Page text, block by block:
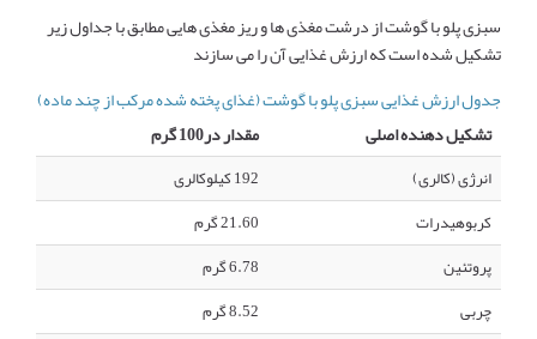
سبزی پلو با گوشت از درشت مغذی ها و ریز مغذی هایی مطابق با جداول زیر
تشکیل شده است که ارزش غذایی آن را می سازند
جدول ارزش غذایی سبزی پلو با گوشت (غذای پخته شده مرکب از چند ماده)
تشکیل دهنده اصلی
مقدار در100 گرم
انرژی (کالری)
192 کیلوکالری
کربوهیدرات
21.60 گرم
پروتئین
6.78 گرم
چربی
8.52 گرم